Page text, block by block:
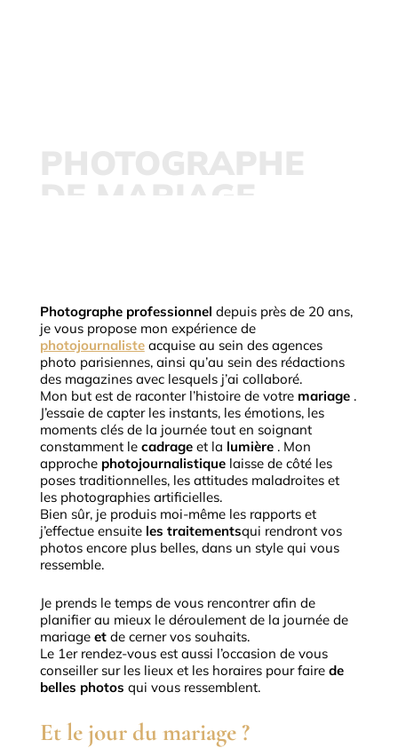
Photographe professionnel depuis près de 20 ans,
je vous propose mon expérience de
photojournalisteacquise au sein des agences
photo parisiennes, ainsi qu’au sein des rédactions
des magazines avec lesquels j’ai collaboré.
Mon but est de raconter l’histoire de votre mariage.
J’essaie de capter les instants, les émotions, les
moments clés de la journée tout en soignant
constamment le cadrageet la lumière. Mon
approche photojournalistiquelaisse de côté les
poses traditionnelles, les attitudes maladroites et
les photographies artificielles.
Bien sûr, je produis moi-même les rapports et
j’effectue ensuite les traitementsqui rendront vos
photos encore plus belles, dans un style qui vous
ressemble.
Je prends le temps de vous rencontrer afin de
planifier au mieux le déroulement de la journée de
mariage etde cerner vos souhaits.
Le 1er rendez-vousest aussi l’occasion de vous
conseiller sur les lieux et les horaires pour faire de
belles photos qui vous ressemblent.
Et le jour du mariage ?